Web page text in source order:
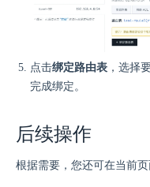
点击绑定路由表 ，选择
完成绑定。
后续操作
根据需要，您还可在当前